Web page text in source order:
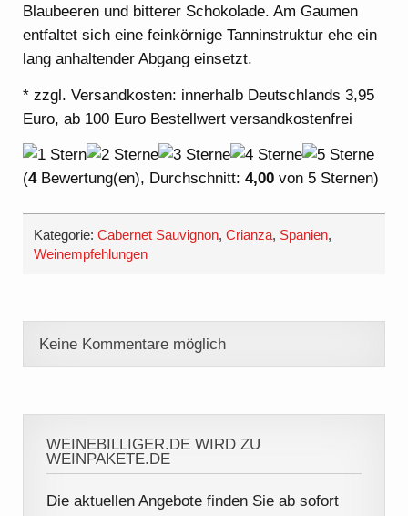
Blaubeeren und bitterer Schokolade. Am Gaumen
entfaltet sich eine feinkörnige Tanninstruktur ehe ein
lang anhaltender Abgang einsetzt.
* zzgl. Versandkosten: innerhalb Deutschlands 3,95
Euro, ab 100 Euro Bestellwert versandkostenfrei
(4Bewertung(en), Durchschnitt:4,00 von 5 Sternen)
Kategorie:Cabernet Sauvignon,Crianza, Spanien,
Weinempfehlungen
Keine Kommentare möglich
WEINEBILLIGER.DE WIRD ZU
WEINPAKETE.DE
Die aktuellen Angebote finden Sie ab sofort